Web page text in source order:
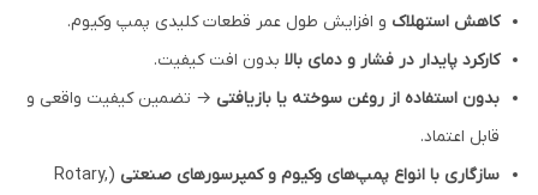
کاهش استهلاک و افزایش طول عمر قطعات کلیدی پمپ وکیوم.
کارکرد پایدار در فشار و دمای بالا بدون افت کیفیت.
بدون استفاده از روغن سوخته یا بازیافتی → تضمین کیفیت واقعی و
قابل اعتماد.
سازگاری با انواع پمپ‌های وکیوم و کمپرسورهای صنعتی
(Rotary,